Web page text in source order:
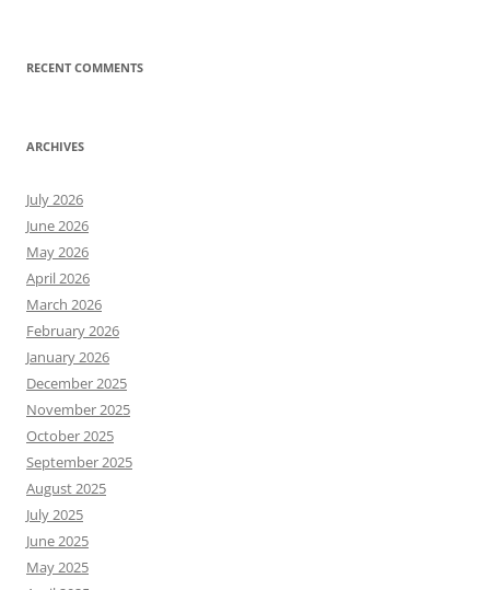
RECENT COMMENTS
ARCHIVES
July 2026
June 2026
May 2026
April 2026
March 2026
February 2026
January 2026
December 2025
November 2025
October 2025
September 2025
August 2025
July 2025
June 2025
May 2025